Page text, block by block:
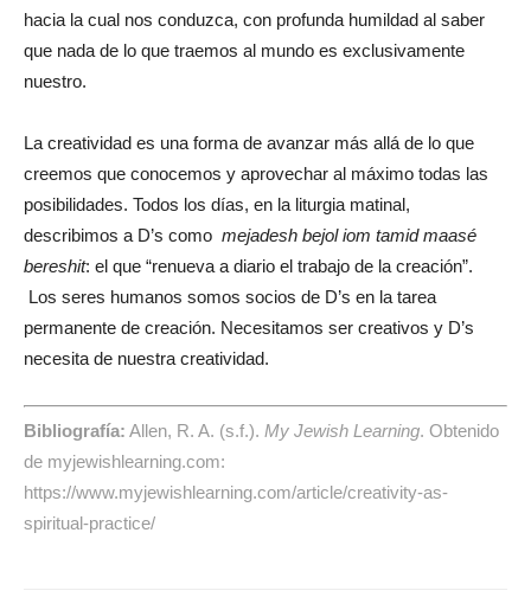
hacia la cual nos conduzca, con profunda humildad al saber
que nada de lo que traemos al mundo es exclusivamente
nuestro.
La creatividad es una forma de avanzar más allá de lo que
creemos que conocemos y aprovechar al máximo todas las
posibilidades. Todos los días, en la liturgia matinal,
describimos a D’s como mejadesh bejol iom tamid maasé
bereshit: el que “renueva a diario el trabajo de la creación”.
Los seres humanos somos socios de D’s en la tarea
permanente de creación. Necesitamos ser creativos y D’s
necesita de nuestra creatividad.
Bibliografía: Allen, R. A. (s.f.). My Jewish Learning. Obtenido
de myjewishlearning.com:
https://www.myjewishlearning.com/article/creativity-as-
spiritual-practice/